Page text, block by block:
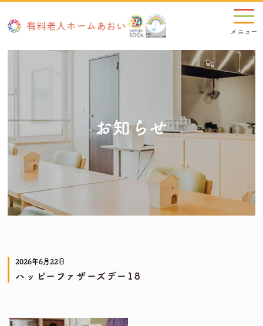
お知らせ
2026年6月22日
ハッピーファザーズデー18